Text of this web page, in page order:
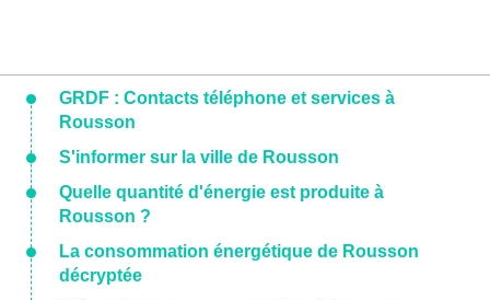
GRDF : Contacts téléphone et services à
Rousson
S'informer sur la ville de Rousson
Quelle quantité d'énergie est produite à
Rousson ?
La consommation énergétique de Rousson
décryptée